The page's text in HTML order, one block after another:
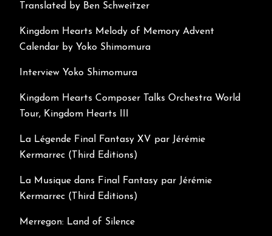
Translated by Ben Schweitzer
Kingdom Hearts Melody of Memory Advent
Calendar by Yoko Shimomura
Interview Yoko Shimomura
Kingdom Hearts Composer Talks Orchestra World
Tour, Kingdom Hearts III
La Légende Final Fantasy XV par Jérémie
Kermarrec (Third Editions)
La Musique dans Final Fantasy par Jérémie
Kermarrec (Third Editions)
Merregon: Land of Silence